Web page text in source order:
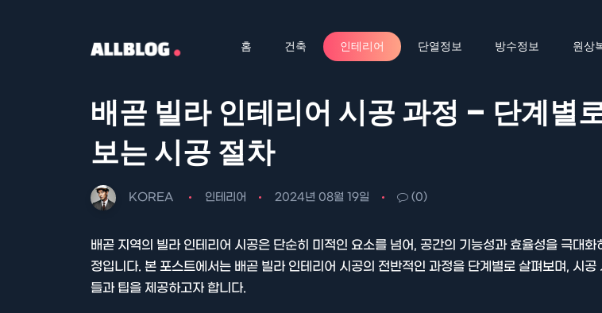
홈 건축 인테리어 단열정보 방수정보 원상
배곧 빌라 인테리어 시공 과정 – 단계별
보는 시공 절차
KOREA 인테리어 2024년 08월 19일 (0)
배곧 지역의 빌라 인테리어 시공은 단순히 미적인 요소를 넘어, 공간의 기능성과 효율성을 극대화
정입니다. 본 포스트에서는 배곧 빌라 인테리어 시공의 전반적인 과정을 단계별로 살펴보며, 시공
들과 팁을 제공하고자 합니다.